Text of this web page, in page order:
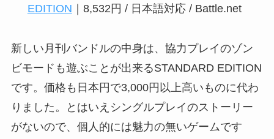
EDITION ｜8,532円 / 日本語対応 / Battle.net
新しい月刊バンドルの中身は、協力プレイのゾン
ビモードも遊ぶことが出来るSTANDARD EDITION
です。価格も日本円で3,000円以上高いものに代わ
りました。とはいえシングルプレイのストーリー
がないので、個人的には魅力の無いゲームです